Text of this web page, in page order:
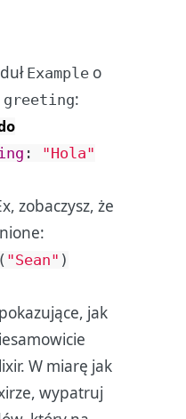
Example o
greeting:
:
"Hola"
zobaczysz, że
( "Sean" )
jak
W miarę jak
wypatruj